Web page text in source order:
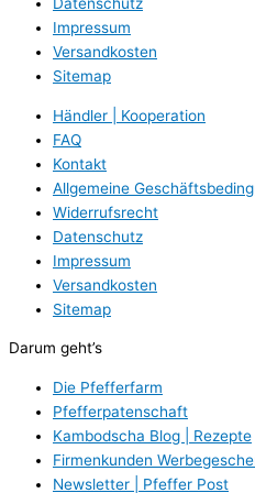
Impressum
Versandkosten
Sitemap
Händler | Kooperation
FAQ
Kontakt
Allgemeine
Widerrufsrecht
Datenschutz
Impressum
Versandkosten
Sitemap
Darum geht’s
Die Pfefferfarm
Pfefferpatenschaft
Kambodscha Blog | Rezepte
Firmenkunden
Newsletter | Pfeffer Post